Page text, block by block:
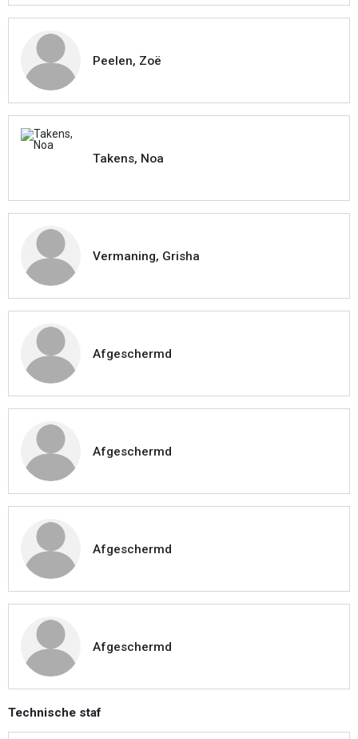
Peelen, Zoë
Takens, Noa
Vermaning, Grisha
Afgeschermd
Afgeschermd
Afgeschermd
Afgeschermd
Technische staf